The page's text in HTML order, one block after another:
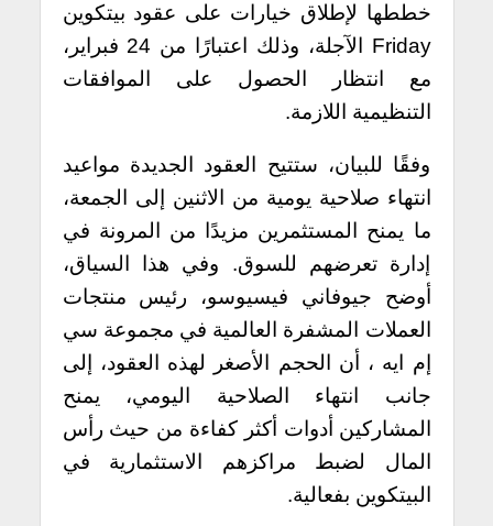
خططها لإطلاق خيارات على عقود بيتكوين
Friday الآجلة، وذلك اعتبارًا من 24 فبراير،
مع انتظار الحصول على الموافقات
التنظيمية اللازمة.
وفقًا للبيان، ستتيح العقود الجديدة مواعيد
انتهاء صلاحية يومية من الاثنين إلى الجمعة،
ما يمنح المستثمرين مزيدًا من المرونة في
إدارة تعرضهم للسوق. وفي هذا السياق،
أوضح جيوفاني فيسيوسو، رئيس منتجات
العملات المشفرة العالمية في مجموعة سي
إم ايه ، أن الحجم الأصغر لهذه العقود، إلى
جانب انتهاء الصلاحية اليومي، يمنح
المشاركين أدوات أكثر كفاءة من حيث رأس
المال لضبط مراكزهم الاستثمارية في
البيتكوين بفعالية.